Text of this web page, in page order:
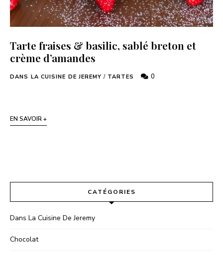
Tarte fraises & basilic, sablé breton et
crème d’amandes
DANS LA CUISINE DE JEREMY / TARTES 0
EN SAVOIR +
CATÉGORIES
Dans La Cuisine De Jeremy
Chocolat